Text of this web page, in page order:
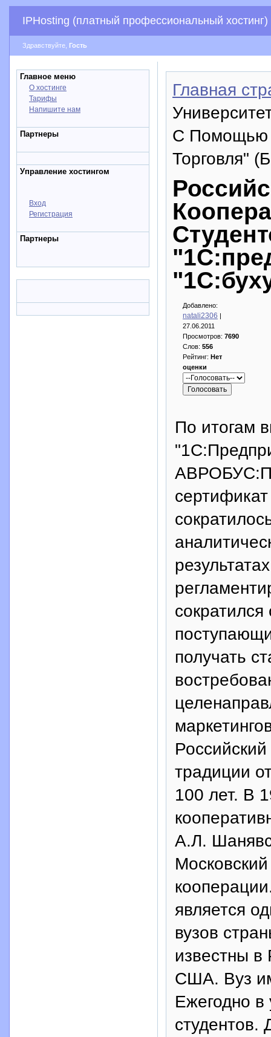
IPHosting (платный профессиональный хостинг)
Здравствуйте, Гость
Главное меню
О хостинге
Тарифы
Напишите нам
Партнеры
Управление хостингом
Вход
Регистрация
Партнеры
Главная
С Помощью
Торговля"
Добавлено:
natali2306 |
27.06.2011
Просмотров: 7690
Слов: 556
Рейтинг: Нет
оценки
По итогам
получать
традиции
100 лет. В
А.Л.
является
вузов
известны
США. Вуз
Ежегодно в
студентов.